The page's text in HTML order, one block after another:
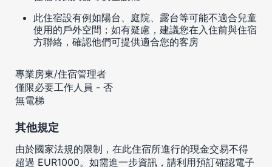
此住宿設有例如陽台、庭院、露台等可能不適合兒童
使用的戶外空間；如有疑慮，建議您在入住前與住宿
方聯絡，確認他們可提供適合您的客房
專業房東/住宿管理者
僅限必要工作人員 - 否
無電梯
其他規定
由於國家法規的限制，在此住宿所進行的現金交易不得
超過 EUR1000。如需進一步資訊，請利用預訂確認電子